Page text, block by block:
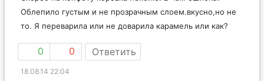
Облепило густым и не прозрачным слоем.вкусно,но не
то. Я переварила или не доварила карамель или как?
0 0 Ответить
18.08.14 22:04